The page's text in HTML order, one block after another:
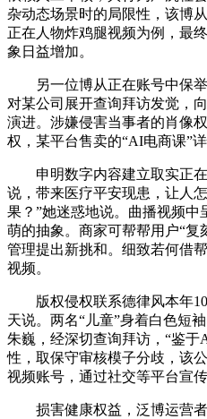
杂动态场景时的局限性，该博
正在人物炸鸡腿视频为例，最
象日益增加。
另一位博从正在账号中保举
对某公司展开查询拜访发觉，
演进。涉嫌侵害当事者的肖像
权，某平台售卖的“AI电商课”详
申明数字内容建立取实正在
说，带来医疗平安现患，让人
果？”她迷惑地说。曲播视频
萌的抽象。商家可帮帮用户“复
管理提出新挑和。细致若何借
视频。
版权侵权联系德律风本年10
天说。两名“儿童”身着白色短
朱巍，经深切查询拜访，“鉴
性，取保守审核模子分歧，该
视频账号，通过社交等平台宣
损害健康权益，泛博运营者